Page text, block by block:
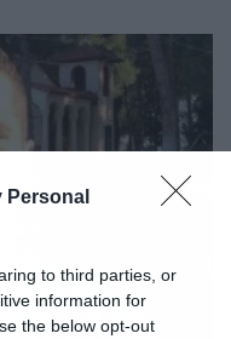
Personal
to third parties, or
information for
the below opt-out